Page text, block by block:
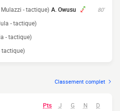
80'
A. Owusu
Mulazzi - tactique)
- tactique)
- tactique)
tactique)
Classement complet
Pts J G N D